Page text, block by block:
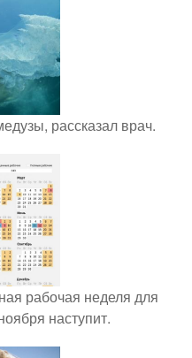
рассказал врач.
рабочая неделя для
наступит.